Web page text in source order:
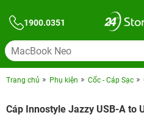
1900.0351
Trang chủ Phụ kiện Cốc - Cáp Sạc
Cáp Innostyle Jazzy USB-A to